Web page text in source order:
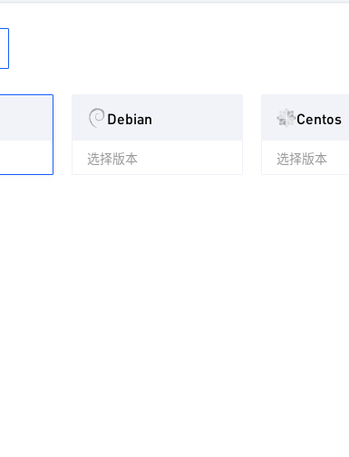
Debian
选择版本
Centos
选择版本